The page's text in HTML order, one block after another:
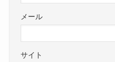
メール
サイト